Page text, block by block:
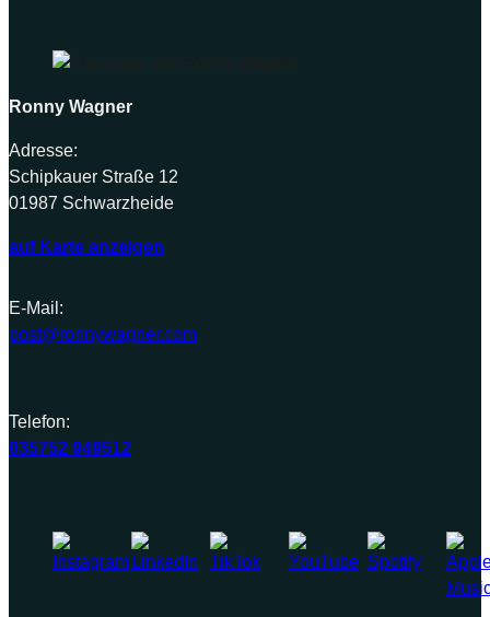
Ronny Wagner
Adresse:
Schipkauer Straße 12
01987 Schwarzheide
auf Karte anzeigen
E-Mail:
post@ronnywagner.com
Telefon:
035752 949512